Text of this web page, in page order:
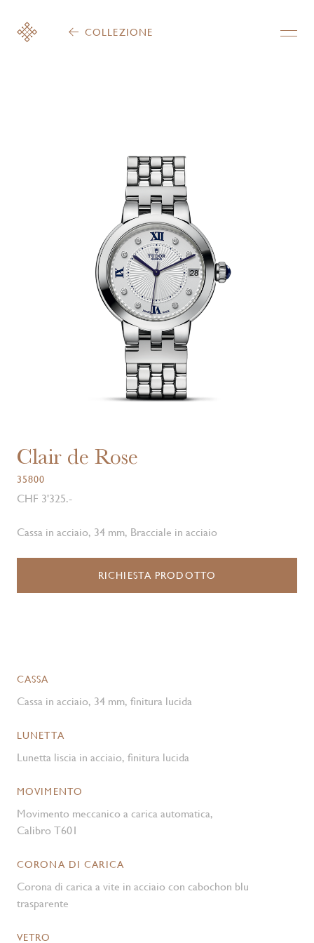
COLLEZIONE
Clair de Rose
35800
CHF 3'325.-
Cassa in acciaio, 34 mm, Bracciale in acciaio
RICHIESTA PRODOTTO
CASSA
Cassa in acciaio, 34 mm, finitura lucida
LUNETTA
Lunetta liscia in acciaio, finitura lucida
MOVIMENTO
Movimento meccanico a carica automatica,
Calibro T601
CORONA DI CARICA
Corona di carica a vite in acciaio con cabochon blu
trasparente
VETRO